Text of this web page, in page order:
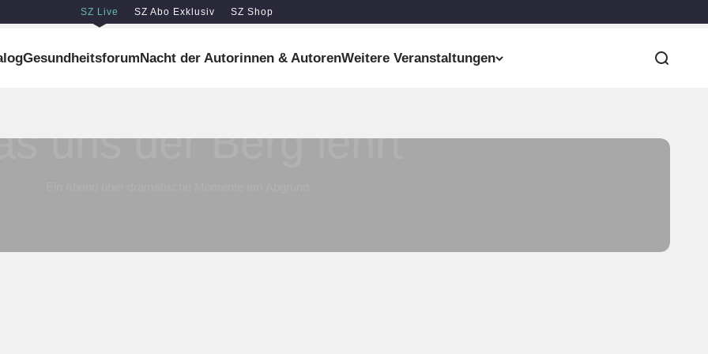
SZ Live SZ Abo Exklusiv SZ Shop
GesundheitsforumNacht der Autorinnen & AutorenWeitere Veranstaltungen Suche